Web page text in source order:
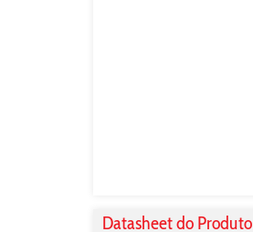
Datasheet do Produto